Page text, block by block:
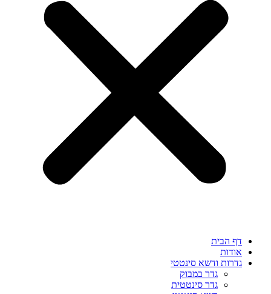
דף הבית
אודות
גדרות ודשא סינטטי
גדר במבוק
גדר סינטטית